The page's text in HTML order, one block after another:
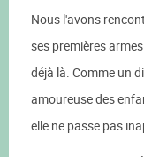
Nous l'avons
ses premières
déjà là. Comme un
amoureuse des
elle ne passe pas